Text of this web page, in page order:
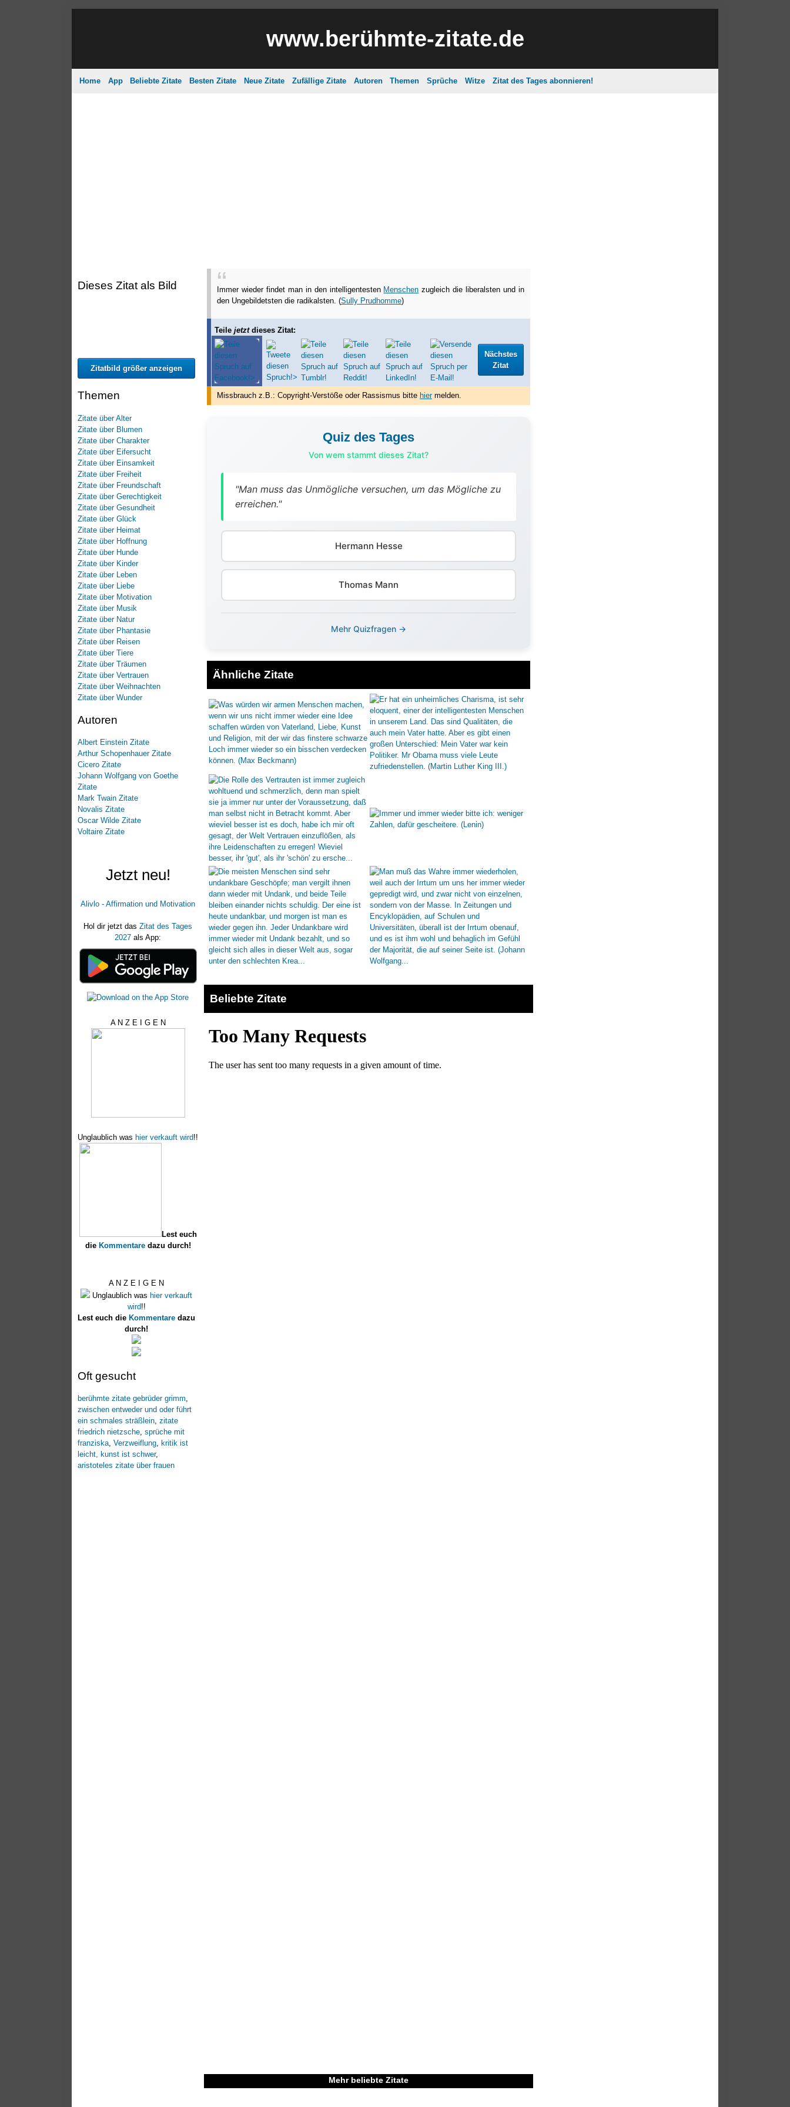
www.berühmte-zitate.de
Home App Beliebte Zitate Besten Zitate Neue Zitate Zufällige Zitate Autoren Themen Sprüche Witze Zitat des Tages abonnieren!
Dieses Zitat als Bild
Zitatbild größer anzeigen
Themen
Zitate über Alter
Zitate über Blumen
Zitate über Charakter
Zitate über Eifersucht
Zitate über Einsamkeit
Zitate über Freiheit
Zitate über Freundschaft
Zitate über Gerechtigkeit
Zitate über Gesundheit
Zitate über Glück
Zitate über Heimat
Zitate über Hoffnung
Zitate über Hunde
Zitate über Kinder
Zitate über Leben
Zitate über Liebe
Zitate über Motivation
Zitate über Musik
Zitate über Natur
Zitate über Phantasie
Zitate über Reisen
Zitate über Tiere
Zitate über Träumen
Zitate über Vertrauen
Zitate über Weihnachten
Zitate über Wunder
Autoren
Albert Einstein Zitate
Arthur Schopenhauer Zitate
Cicero Zitate
Johann Wolfgang von Goethe
Zitate
Mark Twain Zitate
Novalis Zitate
Oscar Wilde Zitate
Voltaire Zitate
Jetzt neu!
Alivlo - Affirmation und Motivation
Hol dir jetzt das Zitat des Tages
2027 als App:
A N Z E I G E N
Unglaublich was hier verkauft wird!!
Lest euch
die Kommentaredazu durch!
A N Z E I G E N
Unglaublich was hier verkauft
wird!!
Lest euch die Kommentare dazu
durch!
Oft gesucht
berühmte zitate gebrüder grimm
zwischen entweder und oder führt
ein schmales sträßlein zitate
friedrich nietzsche sprüche mit
franziska Verzweiflung
kritik ist
leicht, kunst ist schwer,
aristoteles zitate über frauen
Immer wieder findet man in den intelligentesten Menschen zugleich die liberalsten und in
den Ungebildetsten die radikalsten. (Sully Prudhomme)
Teilejetztdieses Zitat:
Nächstes
Zitat
Missbrauch z.B.: Copyright-Verstöße oder Rassismus bitte hiermelden.
Quiz des Tages
Von wem stammt dieses Zitat?
"Man muss das Unmögliche versuchen, um das Mögliche zu
erreichen."
Hermann Hesse
Thomas Mann
Mehr Quizfragen →
Ähnliche Zitate
Beliebte Zitate
Mehr beliebte Zitate